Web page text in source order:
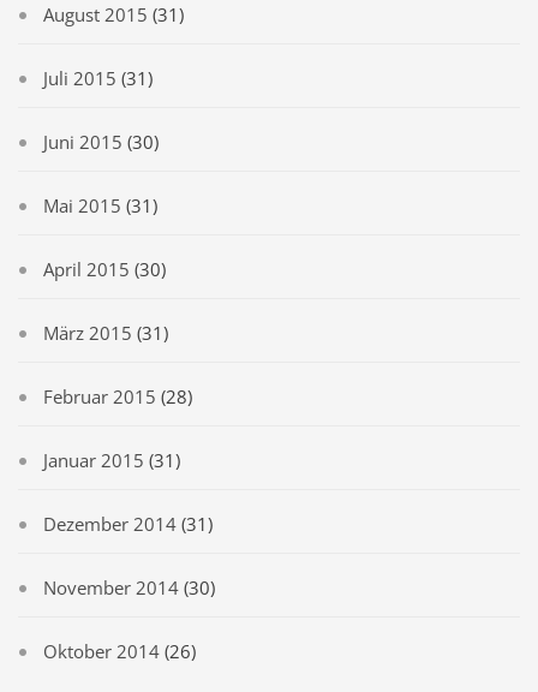
August 2015 (31)
Juli 2015 (31)
Juni 2015 (30)
Mai 2015 (31)
April 2015 (30)
März 2015 (31)
Februar 2015 (28)
Januar 2015 (31)
Dezember 2014 (31)
November 2014 (30)
Oktober 2014 (26)